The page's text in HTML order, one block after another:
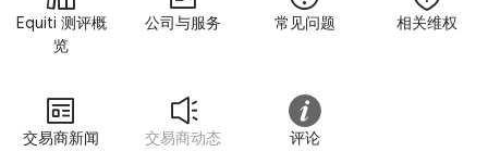
Equiti 测评概
览
公司与服务 常见问题 相关维权
交易商新闻 交易商动态 评论